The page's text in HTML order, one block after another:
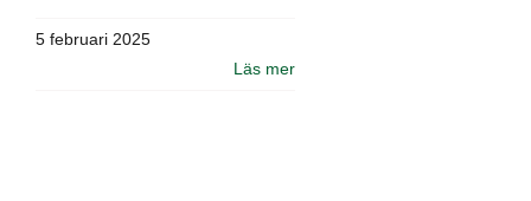
5 februari 2025
Läs mer